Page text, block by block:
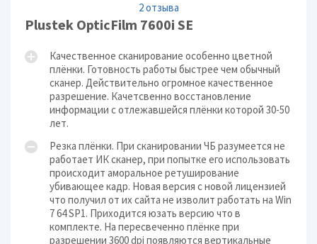
2 отзыва
Plustek OpticFilm 7600i SE
Качественное сканирование особенно цветной
плёнки. Готовность работы быстрее чем обычный
сканер. Действительно огромное качественное
разрешение. Качетсвенно восстановление
информации с отлежавшейся плёнки которой 30-50
лет.
Резка плёнки. При сканировании ЧБ разумеется не
работает ИК сканер, при попытке его использовать
происходит аморальное ретуширование
убивающее кадр. Новая версия с новой лицензией
что получил от их сайта не изволит работать на Win
7 64 SP1. Приходится юзать версию что в
комплекте. На пересвеченно плёнке при
разрешении 3600 dpi появляются вертикальные